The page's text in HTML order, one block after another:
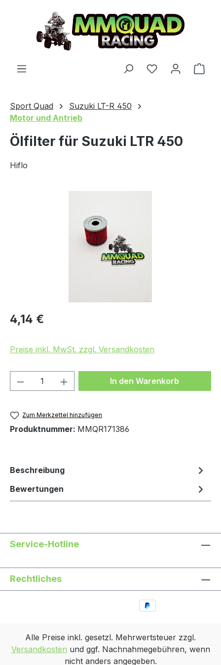
Zum Hauptinhalt springen
Du hast 0
Sport Quad
Suzuki LT-R 450
Motor und Antrieb
Ölfilter für Suzuki LTR 450
Hiflo
Regulärer Preis:
4,14 €
Preise inkl. MwSt. zzgl. Versandkosten
Produkt Anzahl: Gib denIn den Warenkorb
Zum Merkzettel hinzufügen
Produktnummer: MMQR171386
Beschreibung
Bewertungen
Service-Hotline
Rechtliches
Alle Preise inkl. gesetzl. Mehrwertsteuer zzgl.
Versandkosten und ggf. Nachnahmegebühren, wenn
nicht anders angegeben.